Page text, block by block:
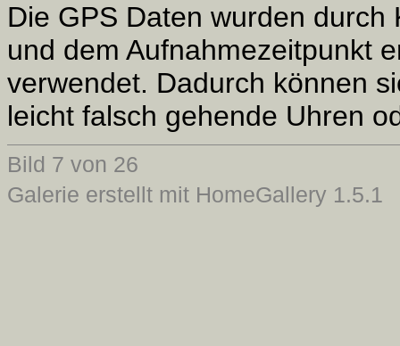
Die GPS Daten wurden
und dem Aufnahmezeitpunkt
verwendet. Dadurch können
leicht falsch gehende Uhren
Bild 7 von 26
Galerie erstellt mit HomeGallery 1.5.1